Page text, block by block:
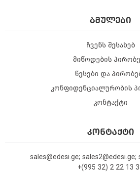
ᲑᲛᲣᲚᲔᲑᲘ
ჩვენს შესახებ
მიწოდების
წესები და
კონფიდენციალურობის
კონტაქტი
ᲙᲝᲜᲢᲐᲥᲢᲘ
sales@edesi.ge; sales2@edesi.ge;
+(995 32) 2 22 13